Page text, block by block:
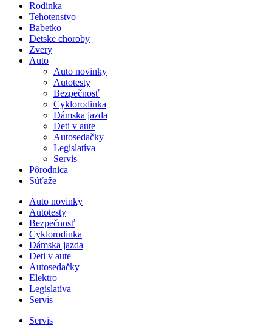
Rodinka
Tehotenstvo
Babetko
Detske choroby
Zvery
Auto
Auto novinky
Autotesty
Bezpečnosť
Cyklorodinka
Dámska jazda
Deti v aute
Autosedačky
Legislatíva
Servis
Pôrodnica
Súťaže
Auto novinky
Autotesty
Bezpečnosť
Cyklorodinka
Dámska jazda
Deti v aute
Autosedačky
Elektro
Legislatíva
Servis
Servis